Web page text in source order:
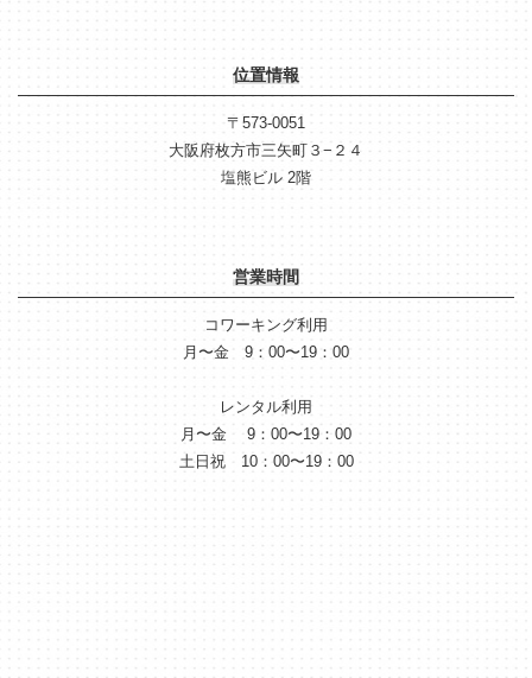
位置情報
〒573-0051
大阪府枚方市三矢町３−２４
塩熊ビル 2階
営業時間
コワーキング利用
月〜金 9：00〜19：00
レンタル利用
月〜金 9：00〜19：00
土日祝 10：00〜19：00